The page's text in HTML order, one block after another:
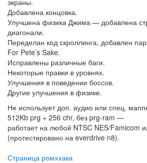
экраны.
Добавлена концовка.
Улучшена физика Джима — добавлена
диагонали.
Переделан код скроллинга, добавлен
For Pete’s Sake.
Исправлены различные баги.
Некоторые правки в уровнях.
Улучшения в поведении боссов.
Другие улучшения в физике.
Не использует доп. аудио или спец.
512Kb prg + 256 chr, без prg-ram —
работает на любой NTSC NES/Famicom
(протестировано на everdrive n8).
Страница ромххака